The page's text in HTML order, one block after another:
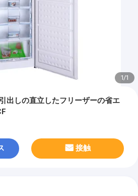
1/1
出しの直立したフリーザーの省エ
接触